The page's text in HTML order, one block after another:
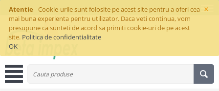
×
Atentie
Cookie-urile sunt folosite pe acest site pentru a oferi cea
mai buna experienta pentru utilizator. Daca veti continua, vom
presupune ca sunteti de acord sa primiti cookie-uri de pe acest
site. Politica de confidentialitate
OK